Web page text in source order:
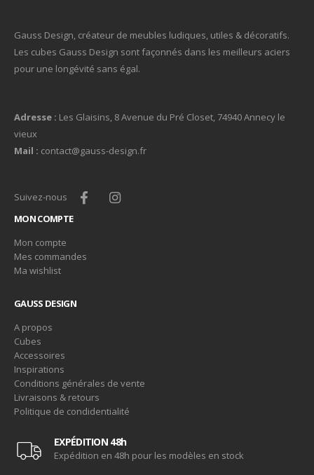
Gauss Design, créateur de meubles ludiques, utiles & décoratifs.
Les cubes Gauss Design sont façonnés dans les meilleurs aciers
pour une longévité sans égal.
Adresse : Les Glaisins, 8 Avenue du Pré Closet, 74940 Annecy le
vieux
Mail : contact@gauss-design.fr
Suivez-nous
MON COMPTE
Mon compte
Mes commandes
Ma wishlist
GAUSS DESIGN
A propos
Cubes
Accessoires
Inspirations
Conditions générales de vente
Livraisons & retours
Politique de condidentialité
EXPÉDITION 48h
Expédition en 48h pour les modèles en stock